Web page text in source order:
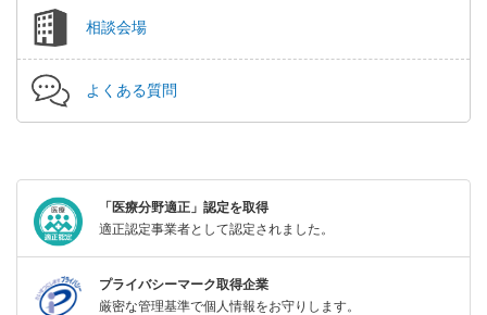
相談会場
よくある質問
「医療分野適正」認定を取得
適正認定事業者として認定されました。
プライバシーマーク取得企業
厳密な管理基準で個人情報をお守りします。